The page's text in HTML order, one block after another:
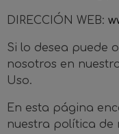
DIRECCIÓN WEB:
Si lo desea puede
nosotros en
Uso.
En esta página
nuestra política de